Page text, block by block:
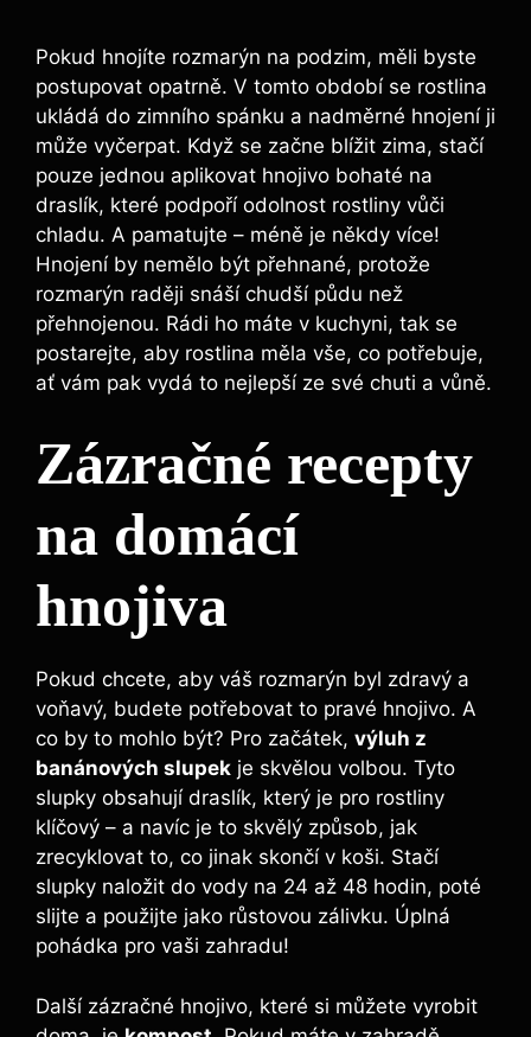
Pokud hnojíte‍ rozmarýn​ na podzim, měli byste
postupovat opatrně. ​V tomto období se rostlina
ukládá do zimního spánku a nadměrné ‍hnojení ji‍
může vyčerpat. Když ​se začne blížit zima, stačí
pouze jednou aplikovat hnojivo⁣ bohaté​ na
draslík, ⁢které podpoří odolnost rostliny vůči
chladu. ⁣A pamatujte – méně‌ je někdy více!
Hnojení by ‍nemělo být přehnané, protože‍
rozmarýn raději snáší ⁣chudší půdu než
přehnojenou. Rádi ho máte⁤ v kuchyni,⁣ tak se
postarejte, aby rostlina měla​ vše, co⁢ potřebuje,
ať ⁢vám ​pak vydá to nejlepší ze své chuti⁤ a vůně.
Zázračné recepty
na domácí
hnojiva
Pokud chcete, aby váš rozmarýn ⁢byl ​zdravý a
⁤voňavý, budete potřebovat to pravé hnojivo.​ A
co‌ by to mohlo ⁤být? ‍Pro⁣ začátek, výluh z
banánových slupek je skvělou volbou. ⁣Tyto
slupky obsahují ⁣draslík,​ který je pro rostliny
klíčový‍ – a navíc je to‌ skvělý ⁢způsob, jak
zrecyklovat to, co‍ jinak skončí v koši. Stačí
slupky ​naložit‍ do vody na 24 až 48 hodin, poté
slijte a použijte jako růstovou zálivku. Úplná​
pohádka pro vaši zahradu!
Další zázračné hnojivo, které si můžete‍ vyrobit